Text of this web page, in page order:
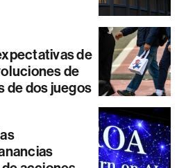
de
de
de dos juegos